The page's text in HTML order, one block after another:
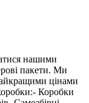
нашими
пакети. Ми
цінами
Коробки